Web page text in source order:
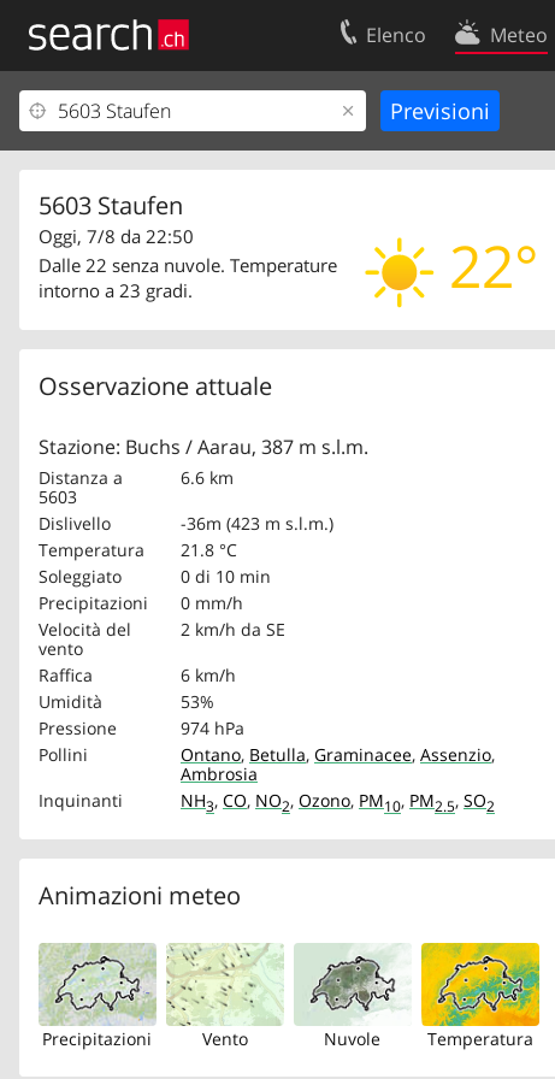
Elenco Meteo
5603 Staufen
22°
Oggi, 7/8 da 22:50
Dalle 22 senza nuvole. Temperature
intorno a 23 gradi.
Osservazione attuale
Stazione: Buchs / Aarau, 387 m s.l.m.
Distanza a
5603
6.6 km
Dislivello
-36m (423 m s.l.m.)
Temperatura
21.8 °C
Soleggiato
0 di 10 min
Precipitazioni
0 mm/h
Velocità del
vento
2 km/h da SE
Raffica
6 km/h
Umidità
53%
Pressione
974 hPa
Pollini
Ontano, Betulla, Graminacee, Assenzio,
Ambrosia
Inquinanti
NH3, CO, NO2, Ozono, PM10, PM2.5, SO2
Animazioni meteo
Precipitazioni Vento Nuvole Temperatura
Il vostro profolio
Area clienti
Informazioni Legali
Contatti
Condizioni d’uso